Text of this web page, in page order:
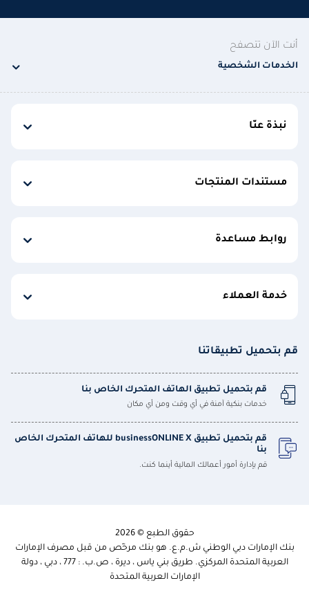
أنت الآن تتصفح
الخدمات الشخصية
نبذة عنّا
مستندات المنتجات
روابط مساعدة
خدمة العملاء
قم بتحميل تطبيقاتنا
قم بتحميل تطبيق الهاتف المتحرك الخاص بنا
خدمات بنكية آمنة في أي وقت ومن أي مكان
قم بتحميل تطبيق businessONLINE X للهاتف المتحرك الخاص
بنا
قم بإدارة أمور أعمالك المالية أينما كنت.
حقوق الطبع © 2026
بنك الإمارات دبي الوطني ش.م.ع. هو بنك مرخّص من قبل مصرف الإمارات
العربية المتحدة المركزي. طريق بني ياس ، ديرة ، ص.ب. : 777 ، دبي ، دولة
الإمارات العربية المتحدة